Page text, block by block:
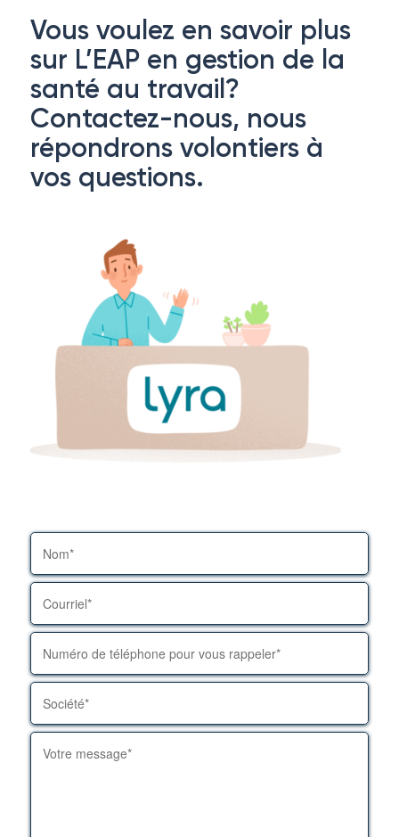
Vous voulez en savoir plus
sur L’EAP en gestion de la
santé au travail?
Contactez-nous, nous
répondrons volontiers à
vos questions.